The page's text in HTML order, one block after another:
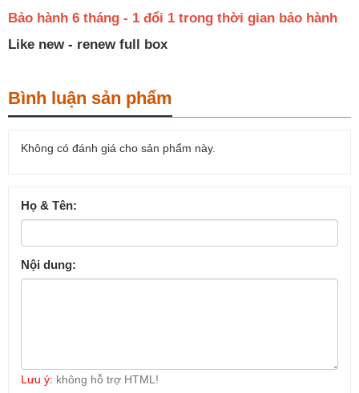
Bảo hành 6 tháng - 1 đổi 1 trong thời gian bảo hành
Like new - renew full box
Bình luận sản phẩm
Không có đánh giá cho sản phẩm này.
Họ & Tên:
Nội dung:
Lưu ý: không hỗ trợ HTML!